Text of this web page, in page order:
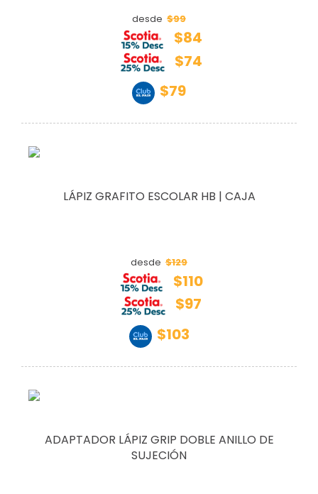
desde $99
$84
$74
$79
LÁPIZ GRAFITO ESCOLAR HB | CAJA
desde $129
$110
$97
$103
ADAPTADOR LÁPIZ GRIP DOBLE ANILLO DE
SUJECIÓN